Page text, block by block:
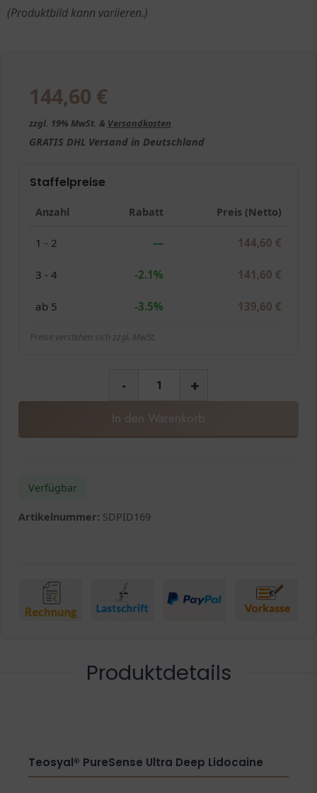
(Produktbild kann variieren.)
144,60 €
zzgl. 19% MwSt. & Versandkosten
GRATIS DHL Versand in Deutschland
Staffelpreise
Anzahl Rabatt Preis (Netto)
1 - 2 — 144,60 €
3 - 4 -2.1% 141,60 €
ab 5 -3.5% 139,60 €
Preise verstehen sich zzgl. MwSt.
- +
In den Warenkorb
Verfügbar
Artikelnummer: SDPID169
Produktdetails
Teosyal® PureSense Ultra Deep Lidocaine